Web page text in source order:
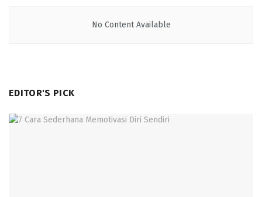
No Content Available
EDITOR'S PICK